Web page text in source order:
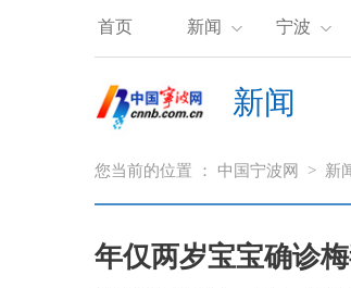
首页 新闻 宁波
新闻
您当前的位置 ： 中国宁波网 > 新
年仅两岁宝宝确诊